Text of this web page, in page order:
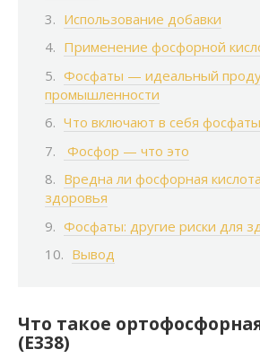
Использование добавки
Применение фосфорной
Фосфаты — идеальный
промышленности
Что включают в себя фосфаты
Фосфор — что это
Вредна ли фосфорная
здоровья
Фосфаты: другие риски для
Вывод
Что такое
(Е338)